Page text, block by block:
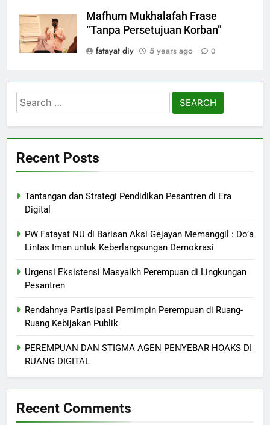
Mafhum Mukhalafah Frase
“Tanpa Persetujuan Korban”
fatayat diy
5 years ago 0
Search
for:
Recent Posts
Tantangan dan Strategi Pendidikan Pesantren di Era
Digital
PW Fatayat NU di Barisan Aksi Gejayan Memanggil : Do’a
Lintas Iman untuk Keberlangsungan Demokrasi
Urgensi Eksistensi Masyaikh Perempuan di Lingkungan
Pesantren
Rendahnya Partisipasi Pemimpin Perempuan di Ruang-
Ruang Kebijakan Publik
PEREMPUAN DAN STIGMA AGEN PENYEBAR HOAKS DI
RUANG DIGITAL
Recent Comments